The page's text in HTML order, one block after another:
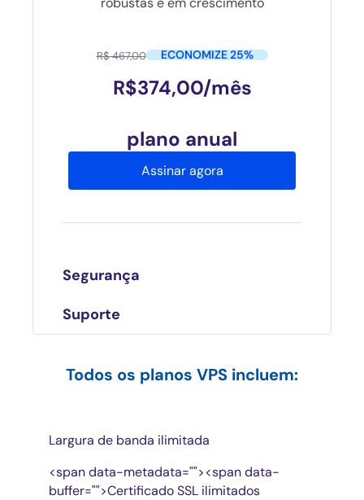
R$ 467,00 ECONOMIZE 25%
R$374,00/mês
plano anual
Assinar agora
Segurança
Suporte
Todos os planos VPS incluem:
Largura de banda ilimitada
<span data-metadata=""><span data-
buffer="">Certificado SSL ilimitados